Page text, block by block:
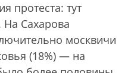
протеста: тут
На Сахарова
москвичи
(18%) — на